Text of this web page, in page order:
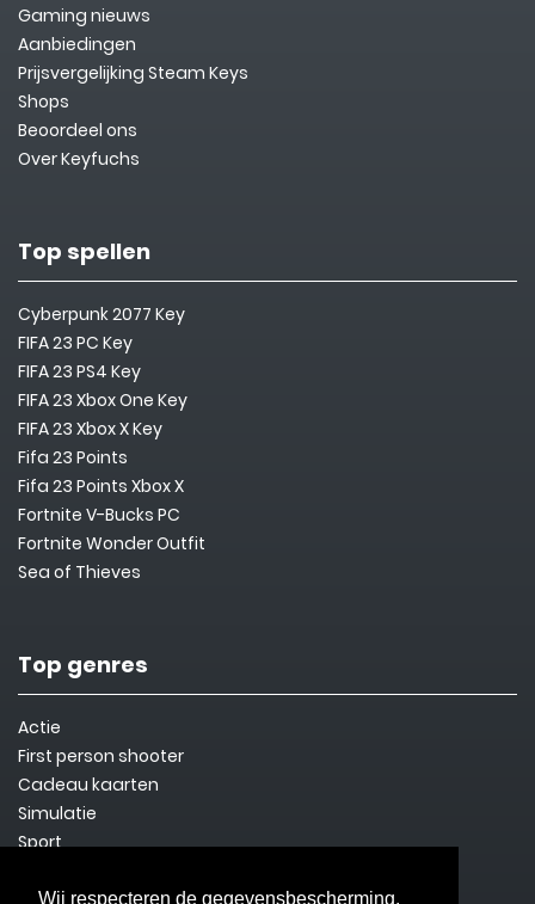
Wij respecteren de gegevensbescherming.
Gaming nieuws
Aanbiedingen
Prijsvergelijking Steam Keys
Shops
Beoordeel ons
Over Keyfuchs
Top spellen
Cyberpunk 2077 Key
FIFA 23 PC Key
FIFA 23 PS4 Key
FIFA 23 Xbox One Key
FIFA 23 Xbox X Key
Fifa 23 Points
Fifa 23 Points Xbox X
Fortnite V-Bucks PC
Fortnite Wonder Outfit
Sea of Thieves
Top genres
Actie
First person shooter
Cadeau kaarten
Simulatie
Sport
Overleven